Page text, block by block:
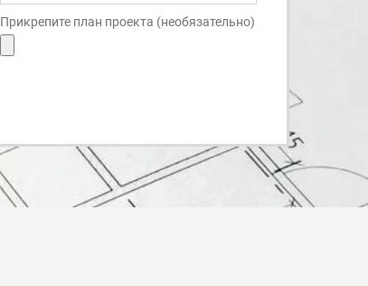
Прикрепите план проекта (необязательно)